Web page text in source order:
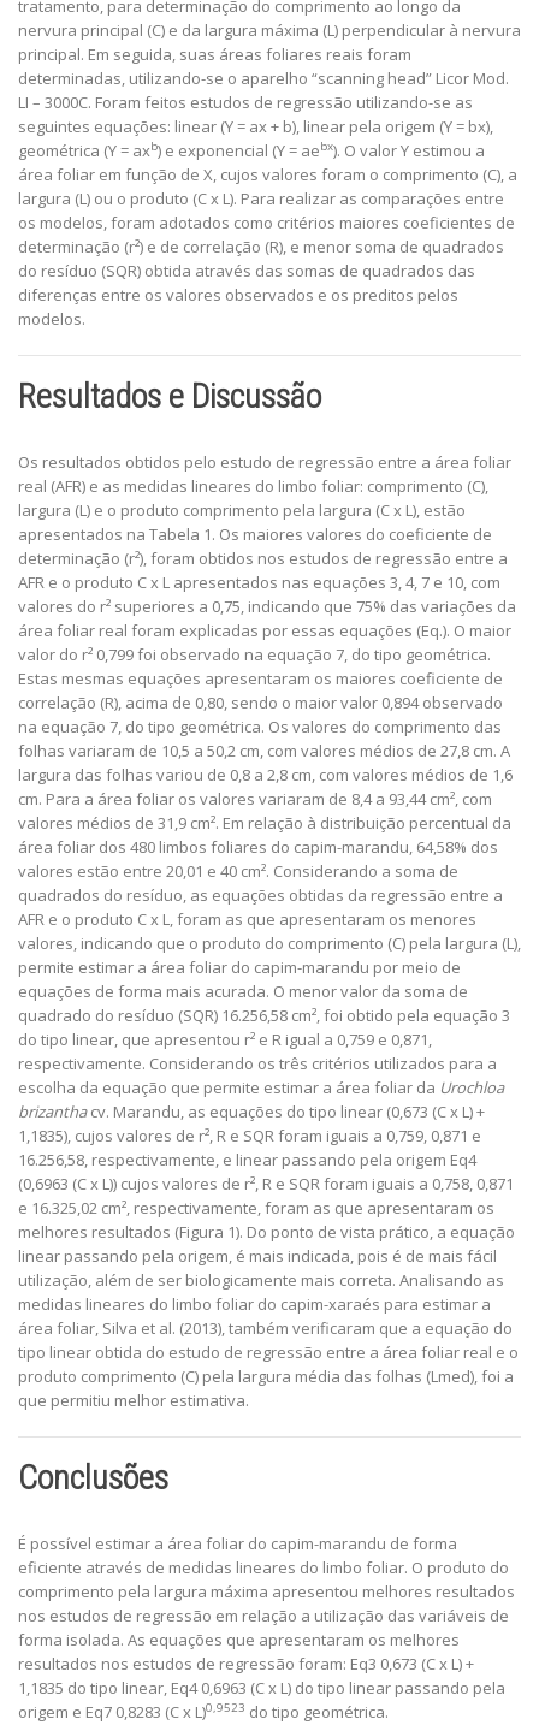
tratamento, para determinação do comprimento ao longo da
nervura principal (C) e da largura máxima (L) perpendicular à nervura
principal. Em seguida, suas áreas foliares reais foram
determinadas, utilizando-se o aparelho “scanning head” Licor Mod.
LI – 3000C. Foram feitos estudos de regressão utilizando-se as
seguintes equações: linear (Y = ax + b), linear pela origem (Y = bx),
geométrica (Y = axb) e exponencial (Y = aebx). O valor Y estimou a
área foliar em função de X, cujos valores foram o comprimento (C), a
largura (L) ou o produto (C x L). Para realizar as comparações entre
os modelos, foram adotados como critérios maiores coeficientes de
determinação (r²) e de correlação (R), e menor soma de quadrados
do resíduo (SQR) obtida através das somas de quadrados das
diferenças entre os valores observados e os preditos pelos
modelos.
Resultados e Discussão
Os resultados obtidos pelo estudo de regressão entre a área foliar
real (AFR) e as medidas lineares do limbo foliar: comprimento (C),
largura (L) e o produto comprimento pela largura (C x L), estão
apresentados na Tabela 1. Os maiores valores do coeficiente de
determinação (r²), foram obtidos nos estudos de regressão entre a
AFR e o produto C x L apresentados nas equações 3, 4, 7 e 10, com
valores do r² superiores a 0,75, indicando que 75% das variações da
área foliar real foram explicadas por essas equações (Eq.). O maior
valor do r² 0,799 foi observado na equação 7, do tipo geométrica.
Estas mesmas equações apresentaram os maiores coeficiente de
correlação (R), acima de 0,80, sendo o maior valor 0,894 observado
na equação 7, do tipo geométrica. Os valores do comprimento das
folhas variaram de 10,5 a 50,2 cm, com valores médios de 27,8 cm. A
largura das folhas variou de 0,8 a 2,8 cm, com valores médios de 1,6
cm. Para a área foliar os valores variaram de 8,4 a 93,44 cm², com
valores médios de 31,9 cm². Em relação à distribuição percentual da
área foliar dos 480 limbos foliares do capim-marandu, 64,58% dos
valores estão entre 20,01 e 40 cm². Considerando a soma de
quadrados do resíduo, as equações obtidas da regressão entre a
AFR e o produto C x L, foram as que apresentaram os menores
valores, indicando que o produto do comprimento (C) pela largura (L),
permite estimar a área foliar do capim-marandu por meio de
equações de forma mais acurada. O menor valor da soma de
quadrado do resíduo (SQR) 16.256,58 cm², foi obtido pela equação 3
do tipo linear, que apresentou r² e R igual a 0,759 e 0,871,
respectivamente. Considerando os três critérios utilizados para a
escolha da equação que permite estimar a área foliar da Urochloa
brizanthacv. Marandu, as equações do tipo linear (0,673 (C x L) +
1,1835), cujos valores de r², R e SQR foram iguais a 0,759, 0,871 e
16.256,58, respectivamente, e linear passando pela origem Eq4
(0,6963 (C x L)) cujos valores de r², R e SQR foram iguais a 0,758, 0,871
e 16.325,02 cm², respectivamente, foram as que apresentaram os
melhores resultados (Figura 1). Do ponto de vista prático, a equação
linear passando pela origem, é mais indicada, pois é de mais fácil
utilização, além de ser biologicamente mais correta. Analisando as
medidas lineares do limbo foliar do capim-xaraés para estimar a
área foliar, Silva et al. (2013), também verificaram que a equação do
tipo linear obtida do estudo de regressão entre a área foliar real e o
produto comprimento (C) pela largura média das folhas (Lmed), foi a
que permitiu melhor estimativa.
Conclusões
É possível estimar a área foliar do capim-marandu de forma
eficiente através de medidas lineares do limbo foliar. O produto do
comprimento pela largura máxima apresentou melhores resultados
nos estudos de regressão em relação a utilização das variáveis de
forma isolada. As equações que apresentaram os melhores
resultados nos estudos de regressão foram: Eq3 0,673 (C x L) +
1,1835 do tipo linear, Eq4 0,6963 (C x L) do tipo linear passando pela
origem e Eq7 0,8283 (C x L)0,9523 do tipo geométrica.